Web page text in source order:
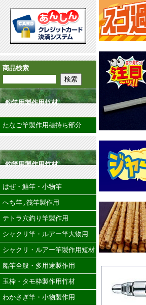
商品検索
釣竿用製作用竹材
たなご竿製作用穂持ち部分
釣竿用製作用竹材
はぜ・鱚竿・小物竿
へち竿,筏竿製作用
テトラ穴釣り竿製作用
シャクリ竿・ルアー竿大物用
シャクリ・ルアー竿製作用短材
船竿全般・多用途製作用
玉枠・タモ枠製作用竹材
わかさぎ竿・小物製作用